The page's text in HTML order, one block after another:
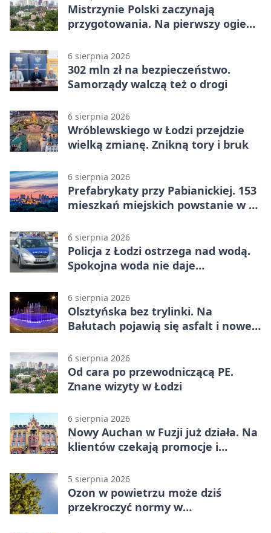
Mistrzynie Polski zaczynają
przygotowania. Na pierwszy ogień
6 sierpnia 2026
302 mln zł na bezpieczeństwo.
Samorządy walczą też o drogi
6 sierpnia 2026
Wróblewskiego w Łodzi przejdzie
wielką zmianę. Znikną tory i bruk
6 sierpnia 2026
Prefabrykaty przy Pabianickiej. 153
mieszkań miejskich powstanie w 15
6 sierpnia 2026
Policja z Łodzi ostrzega nad wodą.
Spokojna woda nie daje
6 sierpnia 2026
Olsztyńska bez trylinki. Na
Bałutach pojawią się asfalt i nowe
6 sierpnia 2026
Od cara po przewodniczącą PE.
Znane wizyty w Łodzi
6 sierpnia 2026
Nowy Auchan w Fuzji już działa. Na
klientów czekają promocje i
5 sierpnia 2026
Ozon w powietrzu może dziś
przekroczyć normy w